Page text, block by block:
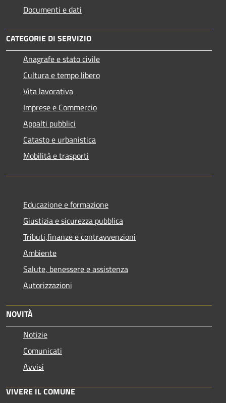
Documenti e dati
CATEGORIE DI SERVIZIO
Anagrafe e stato civile
Cultura e tempo libero
Vita lavorativa
Imprese e Commercio
Appalti pubblici
Catasto e urbanistica
Mobilità e trasporti
Educazione e formazione
Giustizia e sicurezza pubblica
Tributi,finanze e contravvenzioni
Ambiente
Salute, benessere e assistenza
Autorizzazioni
NOVITÀ
Notizie
Comunicati
Avvisi
VIVERE IL COMUNE